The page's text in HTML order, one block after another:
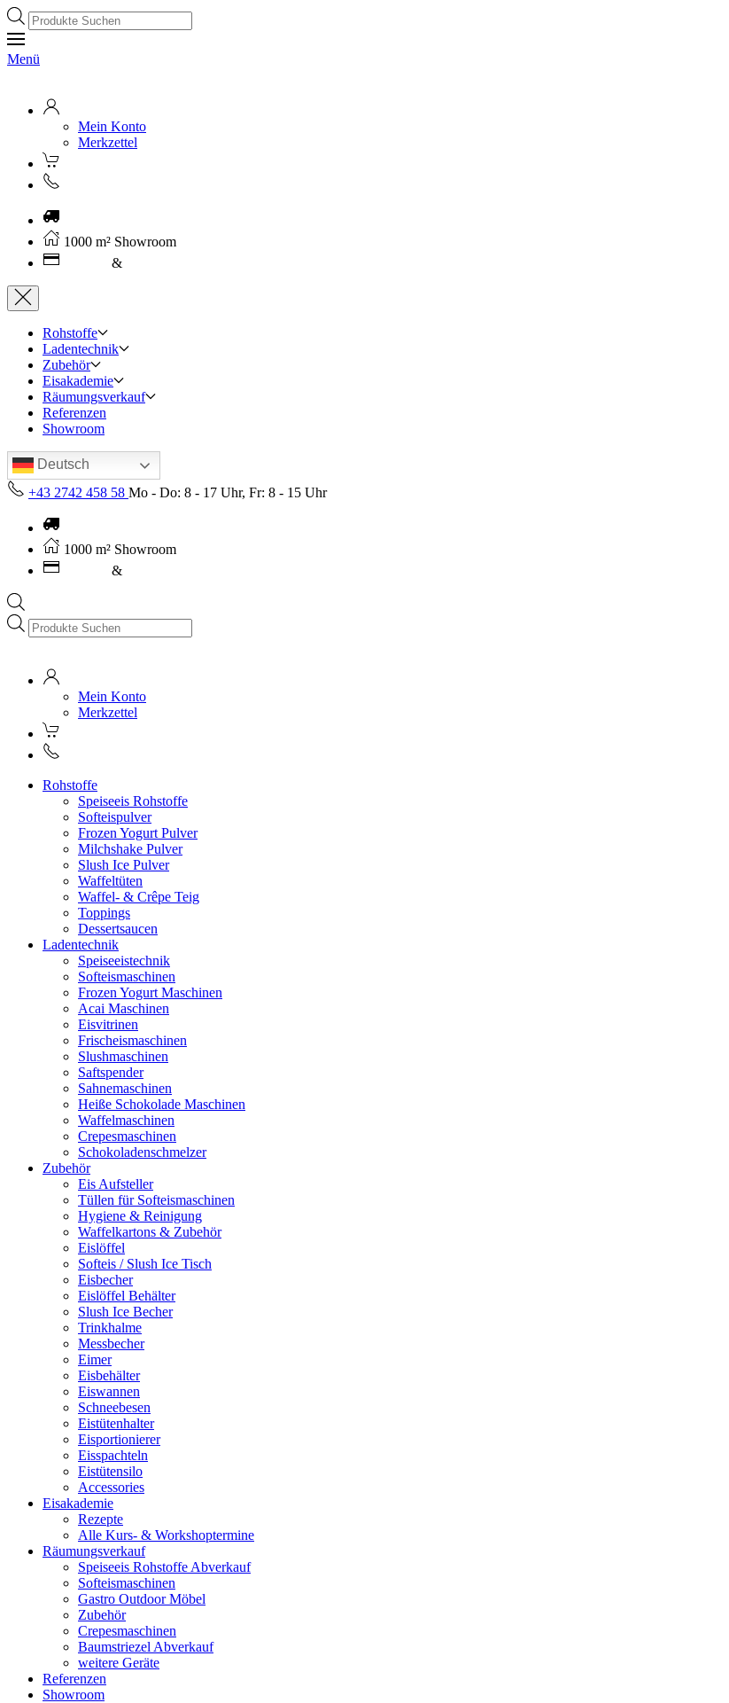
Products
search
Menü
Mein Konto
Merkzettel
1000 m² Showroom
&
Rohstoffe
Ladentechnik
Zubehör
Eisakademie
Räumungsverkauf
Referenzen
Showroom
Deutsch
+43 2742 458 58 Mo - Do: 8 - 17 Uhr, Fr: 8 - 15 Uhr
1000 m² Showroom
&
Products
search
Mein Konto
Merkzettel
Rohstoffe
Speiseeis Rohstoffe
Softeispulver
Frozen Yogurt Pulver
Milchshake Pulver
Slush Ice Pulver
Waffeltüten
Waffel- & Crêpe Teig
Toppings
Dessertsaucen
Ladentechnik
Speiseeistechnik
Softeismaschinen
Frozen Yogurt Maschinen
Acai Maschinen
Eisvitrinen
Frischeismaschinen
Slushmaschinen
Saftspender
Sahnemaschinen
Heiße Schokolade Maschinen
Waffelmaschinen
Crepesmaschinen
Schokoladenschmelzer
Zubehör
Eis Aufsteller
Tüllen für Softeismaschinen
Hygiene & Reinigung
Waffelkartons & Zubehör
Eislöffel
Softeis / Slush Ice Tisch
Eisbecher
Eislöffel Behälter
Slush Ice Becher
Trinkhalme
Messbecher
Eimer
Eisbehälter
Eiswannen
Schneebesen
Eistütenhalter
Eisportionierer
Eisspachteln
Eistütensilo
Accessories
Eisakademie
Rezepte
Alle Kurs- & Workshoptermine
Räumungsverkauf
Speiseeis Rohstoffe Abverkauf
Softeismaschinen
Gastro Outdoor Möbel
Zubehör
Crepesmaschinen
Baumstriezel Abverkauf
weitere Geräte
Referenzen
Showroom